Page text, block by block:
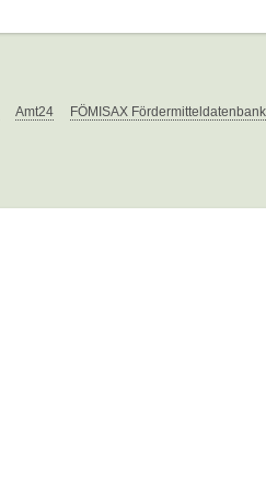
Amt24 FÖMISAX Fördermitteldatenbank